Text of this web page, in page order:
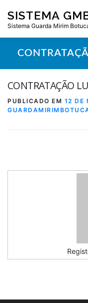
para
conteúdo
SISTEMA
Sistema Guarda Mirim
CONTRATAÇÃO
PUBLICADO EM 12 DE